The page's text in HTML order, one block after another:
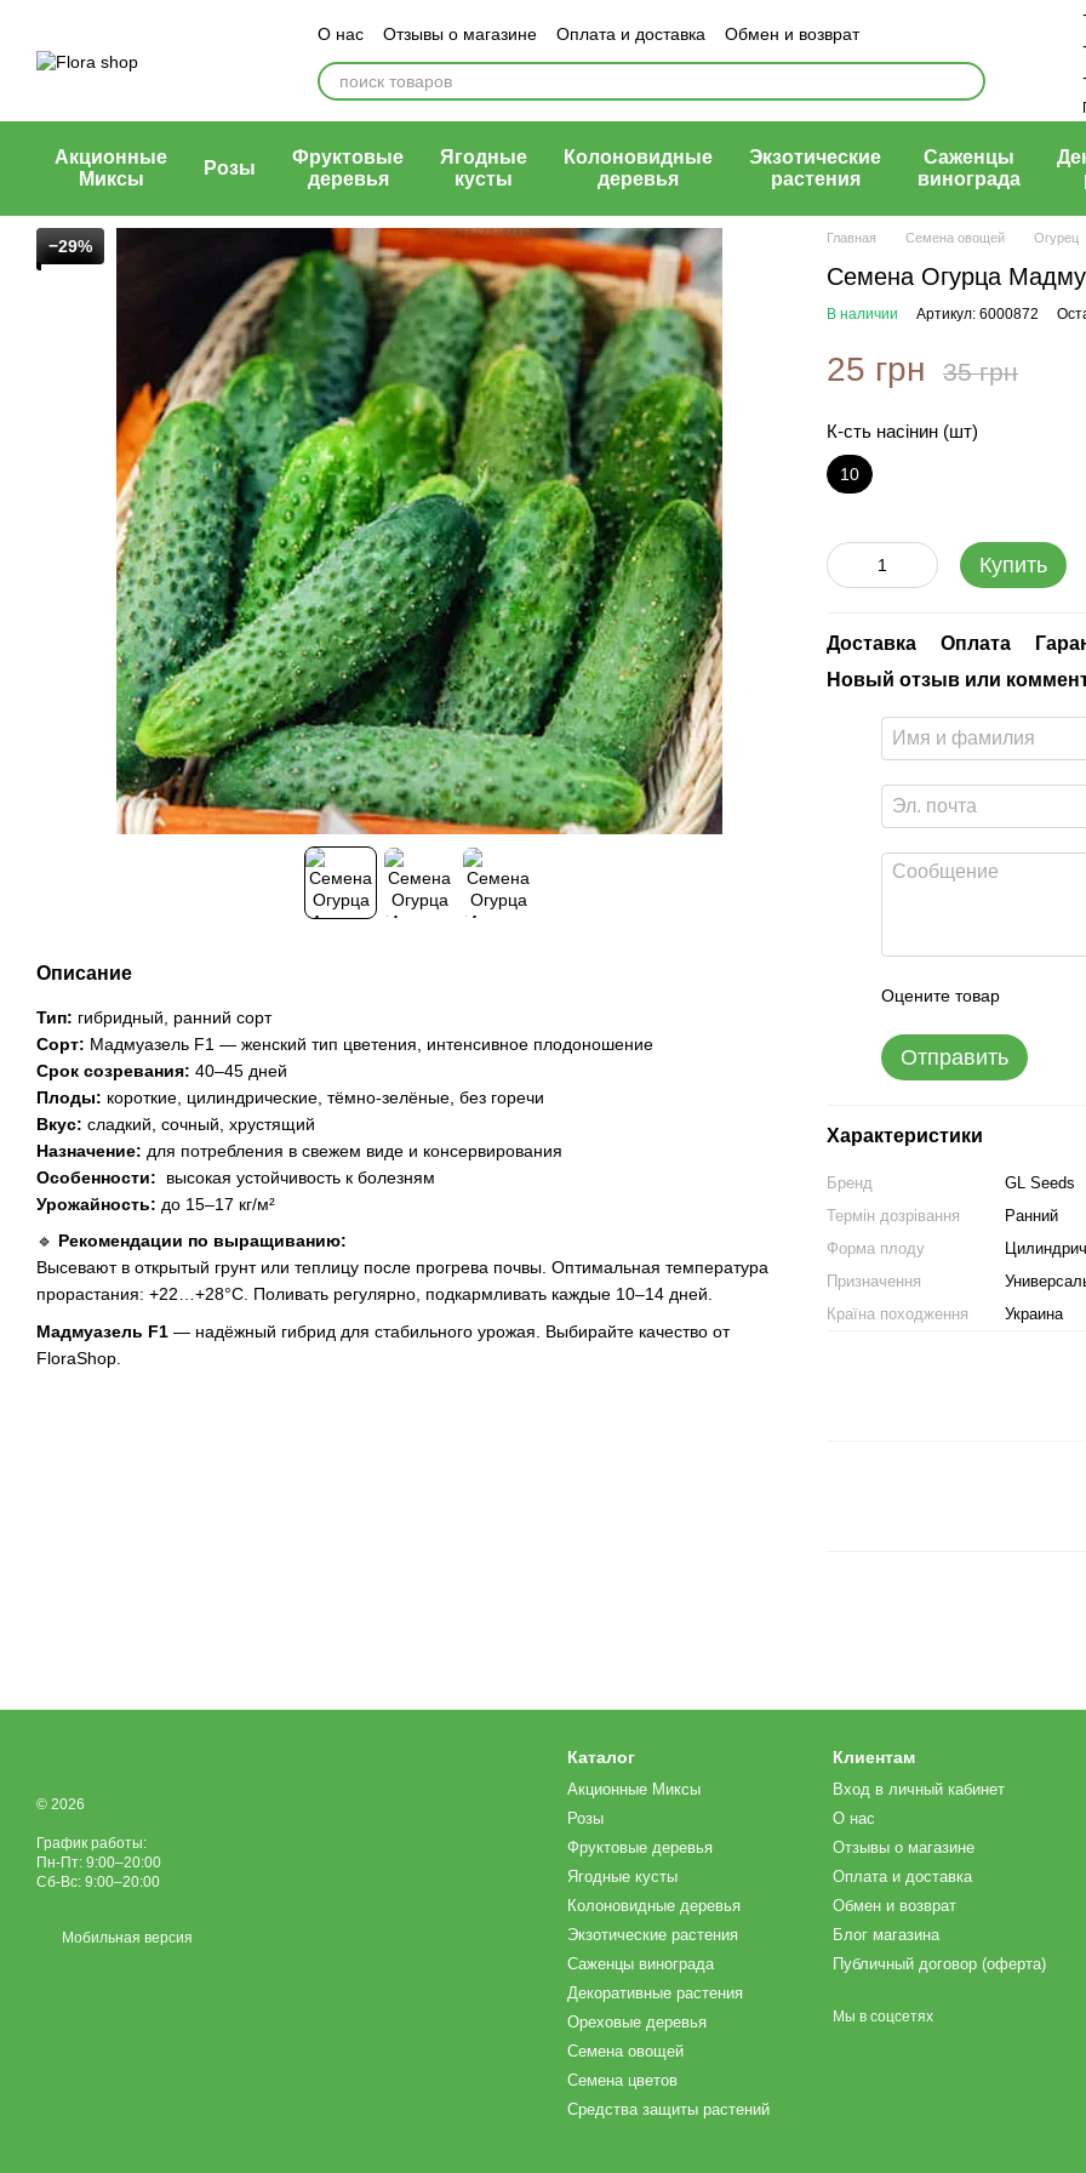
О нас Отзывы о магазине Оплата и доставка
Обмен и возврат
Блог магазина
Публичный договор (оферта)
Акционные
Миксы
Розы
Фруктовые
деревья
Ягодные
кусты
Колоновидные
деревья
Экзотические
растения
Саженцы
винограда
−29%
Описание
Тип: гибридный, ранний сорт
Сорт: Мадмуазель F1 — женский тип цветения, интенсивное плодоношение
Срок созревания: 40–45 дней
Плоды: короткие, цилиндрические, тёмно-зелёные, без горечи
Вкус: сладкий, сочный, хрустящий
Назначение: для потребления в свежем виде и консервирования
Особенности: высокая устойчивость к болезням
Урожайность: до 15–17 кг/м²
🔹 Рекомендации по выращиванию:
Высевают в открытый грунт или теплицу после прогрева почвы. Оптимальная температура
прорастания: +22…+28°C. Поливать регулярно, подкармливать каждые 10–14 дней.
Мадмуазель F1 — надёжный гибрид для стабильного урожая. Выбирайте качество от
FloraShop.
Главная Семена овощей Огурец
Семена Огурца
В наличии Артикул: 6000872
25 грн 35 грн
К-сть насінин (шт)
10
Купить
Доставка Оплата
Новый отзыв или
Оцените товар
Отправить
Характеристики
Бренд
GL Seeds
Термін дозрівання
Ранний
Форма плоду
Призначення
Країна походження
Украина
© 2026
График работы:
Пн-Пт: 9:00–20:00
Сб-Вс: 9:00–20:00
Мобильная версия
Каталог
Акционные Миксы
Розы
Фруктовые деревья
Ягодные кусты
Колоновидные деревья
Экзотические растения
Саженцы винограда
Декоративные растения
Ореховые деревья
Семена овощей
Семена цветов
Средства защиты растений
Клиентам
Вход в личный кабинет
О нас
Отзывы о магазине
Оплата и доставка
Обмен и возврат
Блог магазина
Публичный договор (оферта)
Мы в соцсетях